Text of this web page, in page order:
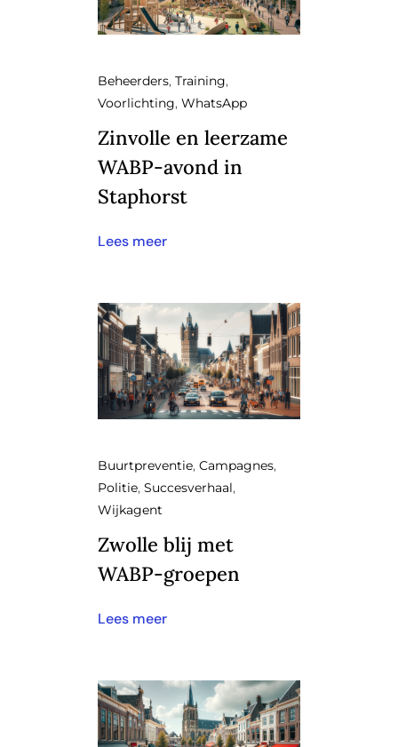
Beheerders, Training,
Voorlichting, WhatsApp
Zinvolle en leerzame
WABP-avond in
Staphorst
Lees meer
Buurtpreventie, Campagnes,
Politie, Succesverhaal,
Wijkagent
Zwolle blij met
WABP-groepen
Lees meer